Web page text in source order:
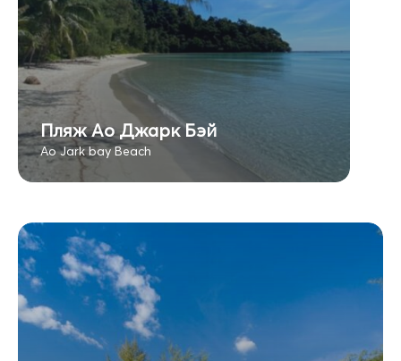
Пляж Ао Джарк Бэй
Ao Jark bay Beach